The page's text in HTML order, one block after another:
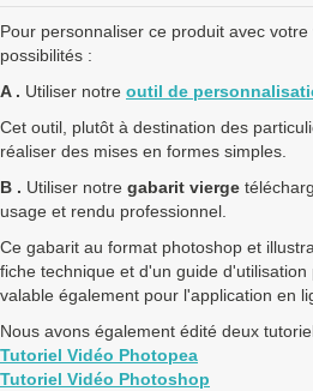
Pour personnaliser ce produit avec
possibilités :
A . Utiliser notre outil de
Cet outil, plutôt à destination des
réaliser des mises en formes simples.
B . Utiliser notre gabarit vierge
usage et rendu professionnel.
Ce gabarit au format photoshop et
fiche technique et d'un guide d'utilisation
valable également pour l'application en
Nous avons également édité deux
Tutoriel Vidéo Photopea
Tutoriel Vidéo Photoshop